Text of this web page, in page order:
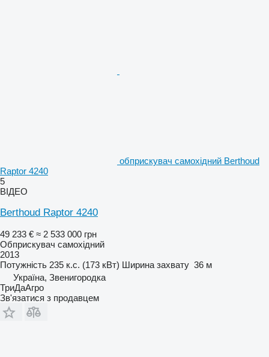
обприскувач самохідний Berthoud
Raptor 4240
5
ВІДЕО
Berthoud Raptor 4240
49 233 € ≈ 2 533 000 грн
Обприскувач самохідний
2013
Потужність 235 к.с. (173 кВт) Ширина захвату 36 м
Україна, Звенигородка
ТриДаАгро
Зв'язатися з продавцем